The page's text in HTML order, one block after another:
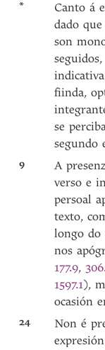
*
Canto á
dado
son
fiinda,
se
segundo
9 A
verso e
persoal
texto,
longo do
nos
177.9,
1597.1),
ocasión
24
Non é